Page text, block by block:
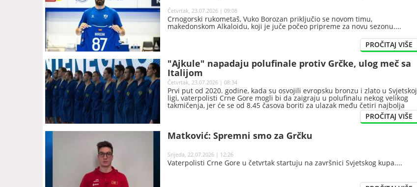
Četvrtak, 23.07.2026 | 09:08
Crnogorski rukometaš, Vuko Borozan priključio se novom timu,
makedonskom Alkaloidu, koji je juče počeo pripreme za novu sezonu.
"Ajkule" napadaju polufinale protiv Grčke, ulog meč sa
Italijom
Četvrtak, 23.07.2026 | 08:34
Prvi put od 2020. godine, kada su osvojili evropsku bronzu i zlato u Svjetskoj
ligi, vaterpolisti Crne Gore mogli bi da zaigraju u polufinalu nekog velikog
takmičenja, jer će se od 8.45 časova boriti za ulazak među četiri najbolja
Matković: Spremni smo za Grčku
Srijeda, 22.07.2026 | 12:26
Vaterpolisti Crne Gore u četvrtak startuju na završnici Svjetskog kupa.